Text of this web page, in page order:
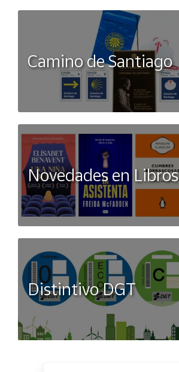
Camino de Santiago
Novedades en Libros
Distintivo DGT